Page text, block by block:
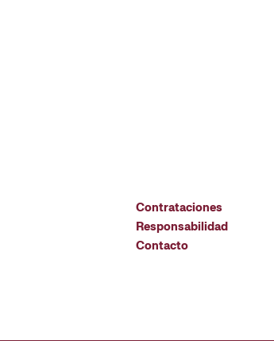
Contrataciones
Responsabilidad
Contacto